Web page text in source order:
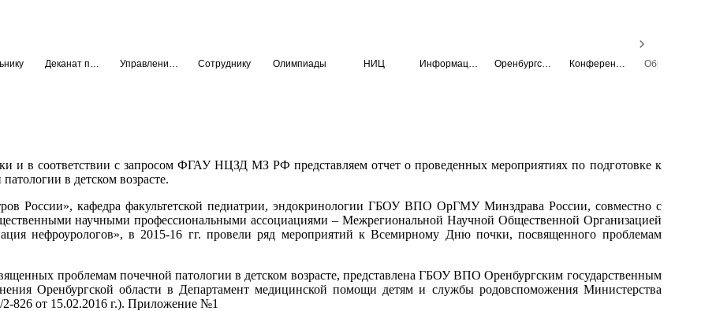
Сотруднику Олимпиады НИЦ
и в соответствии с запросом ФГАУ НЦЗД МЗ РФ представляем отчет о проведенных мероприятиях по подготовке к
в детском возрасте.
России», кафедра факультетской педиатрии, эндокринологии ГБОУ ВПО ОрГМУ Минздрава России, совместно с
научными профессиональными ассоциациями – Межрегиональной Научной Общественной Организацией
нефроурологов», в 2015-16 гг. провели ряд мероприятий к Всемирному Дню почки, посвященного проблемам
проблемам почечной патологии в детском возрасте, представлена ГБОУ ВПО Оренбургским государственным
Оренбургской области в Департамент медицинской помощи детям и службы родовспоможения Министерства
826 от 15.02.2016 г.). Приложение №1